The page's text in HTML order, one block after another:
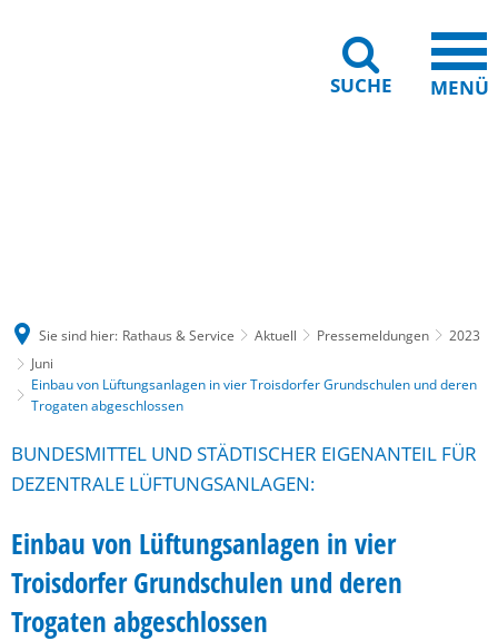
SUCHE MENÜ
Sie sind hier: Rathaus & Service Aktuell Pressemeldungen
2023
Juni
Einbau von Lüftungsanlagen in vier Troisdorfer Grundschulen und deren
Trogaten abgeschlossen
BUNDESMITTEL UND STÄDTISCHER EIGENANTEIL FÜR
DEZENTRALE LÜFTUNGSANLAGEN:
Einbau von Lüftungsanlagen in vier
Troisdorfer Grundschulen und deren
Trogaten abgeschlossen